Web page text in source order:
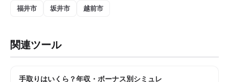
福井市 坂井市 越前市
関連ツール
手取りはいくら？年収・ボーナス別シミュレ